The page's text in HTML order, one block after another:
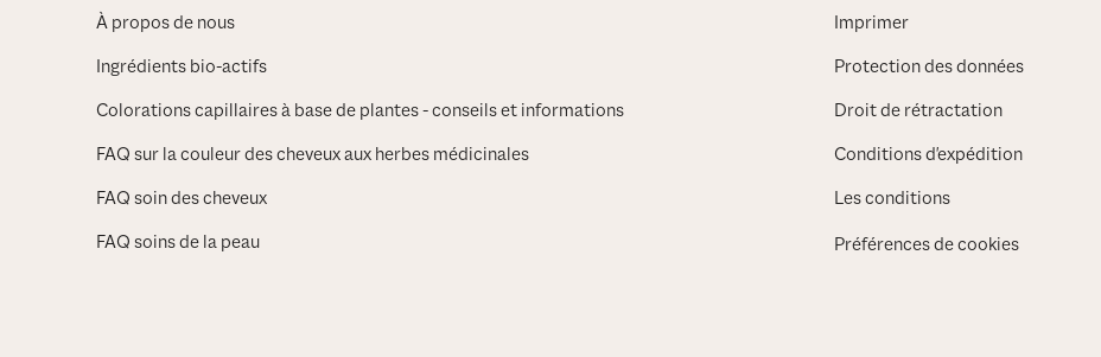
À propos de nous
Ingrédients bio-actifs
Colorations capillaires à base de plantes - conseils et informations
FAQ sur la couleur des cheveux aux herbes médicinales
FAQ soin des cheveux
FAQ soins de la peau
Imprimer
Protection des données
Droit de rétractation
Conditions d'expédition
Les conditions
Préférences de cookies